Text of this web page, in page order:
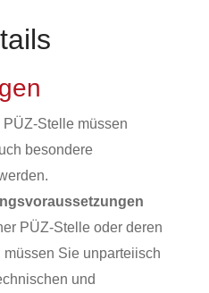
Stelle müssen
besondere
PÜZ-Stelle oder deren
Sie unparteiisch
und